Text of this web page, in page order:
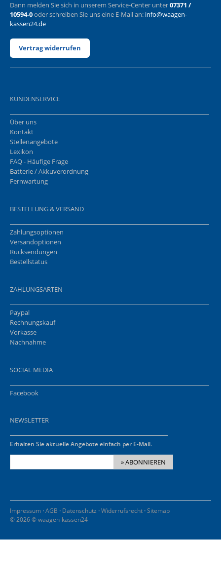
Dann melden Sie sich in unserem Service-Center unter07371 /
10594-0oder schreiben Sie uns eine E-Mail an: info@waagen-
kassen24.de
Vertrag widerrufen
KUNDENSERVICE
Über uns
Kontakt
Stellenangebote
Lexikon
FAQ - Häufige Frage
Batterie / Akkuverordnung
Fernwartung
BESTELLUNG & VERSAND
Zahlungsoptionen
Versandoptionen
Rücksendungen
Bestellstatus
ZAHLUNGSARTEN
Paypal
Rechnungskauf
Vorkasse
Nachnahme
SOCIAL MEDIA
Facebook
NEWSLETTER
Erhalten Sie aktuelle Angebote einfach per E-Mail.
» ABONNIEREN
Impressum ·AGB · Datenschutz ·Widerrufsrecht ·Sitemap
© 2026 © waagen-kassen24